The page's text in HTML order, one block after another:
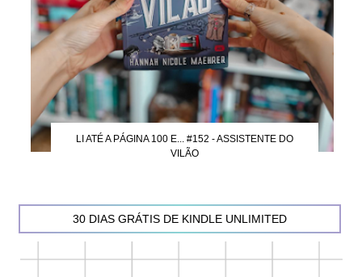
LI ATÉ A PÁGINA 100 E... #152 - ASSISTENTE DO
VILÃO
30 DIAS GRÁTIS DE KINDLE UNLIMITED